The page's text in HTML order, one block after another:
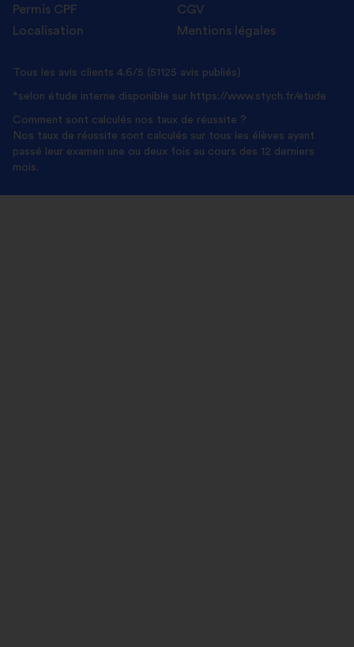
Permis CPF
Localisation
CGV
Mentions légales
Tous les avis clients 4.6/5 (51125 avis publiés)
*selon étude interne disponible sur https://www.stych.fr/etude
Comment sont calculés nos taux de réussite ?
Nos taux de réussite sont calculés sur tous les élèves ayant
passé leur examen une ou deux fois au cours des 12 derniers
mois.